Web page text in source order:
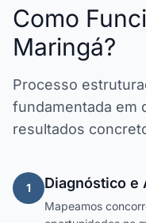
Como
Maringá?
Processo
fundamentada em
resultados
1 Diagnóstico e
Mapeamos